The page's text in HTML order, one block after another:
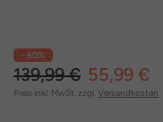
- 60%
139,99 € 55,99 €
Preis inkl. MwSt. zzgl. Versandkosten